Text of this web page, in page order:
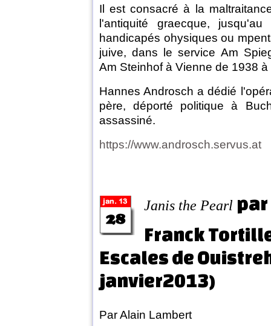
Il est consacré à la
l'antiquité graecque,
handicapés ohysiques ou
juive, dans le service Am
Am Steinhof à Vienne de 1938 à
Hannes Androsch a dédié
père, déporté politique à
assassiné.
https://www.androsch.servus.at
Janis the Pearl par
Franck
Escales de
janvier2013)
Par Alain Lambert